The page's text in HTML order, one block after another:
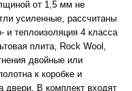
от 1,5 мм не
усиленные, рассчитаны
и теплоизоляция 4 класса
плита, Rock Wool,
двойные или
к коробке и
двери. В комплект входят